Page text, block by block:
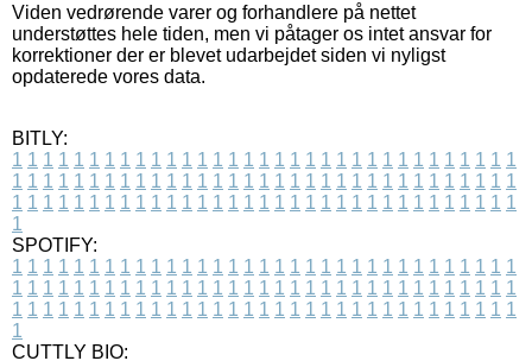
Viden vedrørende varer og forhandlere på nettet
understøttes hele tiden, men vi påtager os intet ansvar for
korrektioner der er blevet udarbejdet siden vi nyligst
opdaterede vores data.
BITLY:
1 1 1 1 1 1 1 1 1 1 1 1 1 1 1 1 1 1 1 1 1 1 1 1 1 1 1 1 1 1 1 1 1
1 1 1 1 1 1 1 1 1 1 1 1 1 1 1 1 1 1 1 1 1 1 1 1 1 1 1 1 1 1 1 1 1
1 1 1 1 1 1 1 1 1 1 1 1 1 1 1 1 1 1 1 1 1 1 1 1 1 1 1 1 1 1 1 1 1
1
SPOTIFY:
1 1 1 1 1 1 1 1 1 1 1 1 1 1 1 1 1 1 1 1 1 1 1 1 1 1 1 1 1 1 1 1 1
1 1 1 1 1 1 1 1 1 1 1 1 1 1 1 1 1 1 1 1 1 1 1 1 1 1 1 1 1 1 1 1 1
1 1 1 1 1 1 1 1 1 1 1 1 1 1 1 1 1 1 1 1 1 1 1 1 1 1 1 1 1 1 1 1 1
1
CUTTLY BIO: